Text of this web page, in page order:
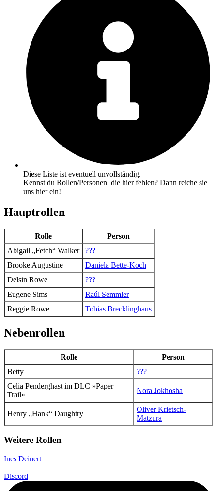
Diese Liste ist eventuell unvollständig.
Kennst du Rollen/Personen, die hier fehlen? Dann reiche sie
uns hierein!
Hauptrollen
Rolle
Person
Abigail „Fetch“ Walker
???
Brooke Augustine
Daniela Bette-Koch
Delsin Rowe
???
Eugene Sims
Raúl Semmler
Reggie Rowe
Tobias Brecklinghaus
Nebenrollen
Rolle
Person
Betty
???
Celia Penderghast im DLC »Paper
Trail«
Nora Jokhosha
Henry „Hank“ Daughtry
Oliver Krietsch-
Matzura
Weitere Rollen
Ines Deinert
Discord